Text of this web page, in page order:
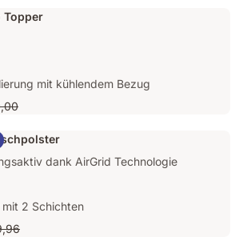
Topper
mit kühlendem Bezug
dank AirGrid Technologie
2 Schichten